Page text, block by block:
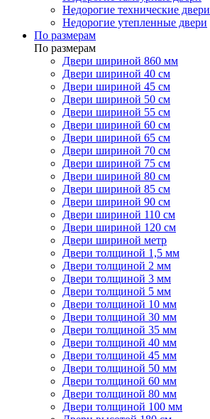
Недорогие технические двери
Недорогие утепленные двери
По размерам
По размерам
Двери шириной 860 мм
Двери шириной 40 см
Двери шириной 45 см
Двери шириной 50 см
Двери шириной 55 см
Двери шириной 60 см
Двери шириной 65 см
Двери шириной 70 см
Двери шириной 75 см
Двери шириной 80 см
Двери шириной 85 см
Двери шириной 90 см
Двери шириной 110 см
Двери шириной 120 см
Двери шириной метр
Двери толщиной 1,5 мм
Двери толщиной 2 мм
Двери толщиной 3 мм
Двери толщиной 5 мм
Двери толщиной 10 мм
Двери толщиной 30 мм
Двери толщиной 35 мм
Двери толщиной 40 мм
Двери толщиной 45 мм
Двери толщиной 50 мм
Двери толщиной 60 мм
Двери толщиной 80 мм
Двери толщиной 100 мм